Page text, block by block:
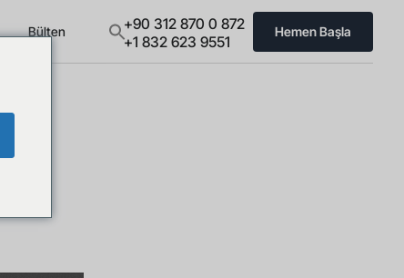
Bülten
+90 312 870 0 872
+1 832 623 9551
Hemen Başla